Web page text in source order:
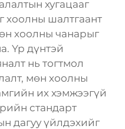
хугацааг
хоолны шалтгаант
хоолны чанарыг
Үр дүнтэй
нь тогтмол
мөн хоолны
их хэмжээгүй
стандарт
дагуу үйлдэхийг